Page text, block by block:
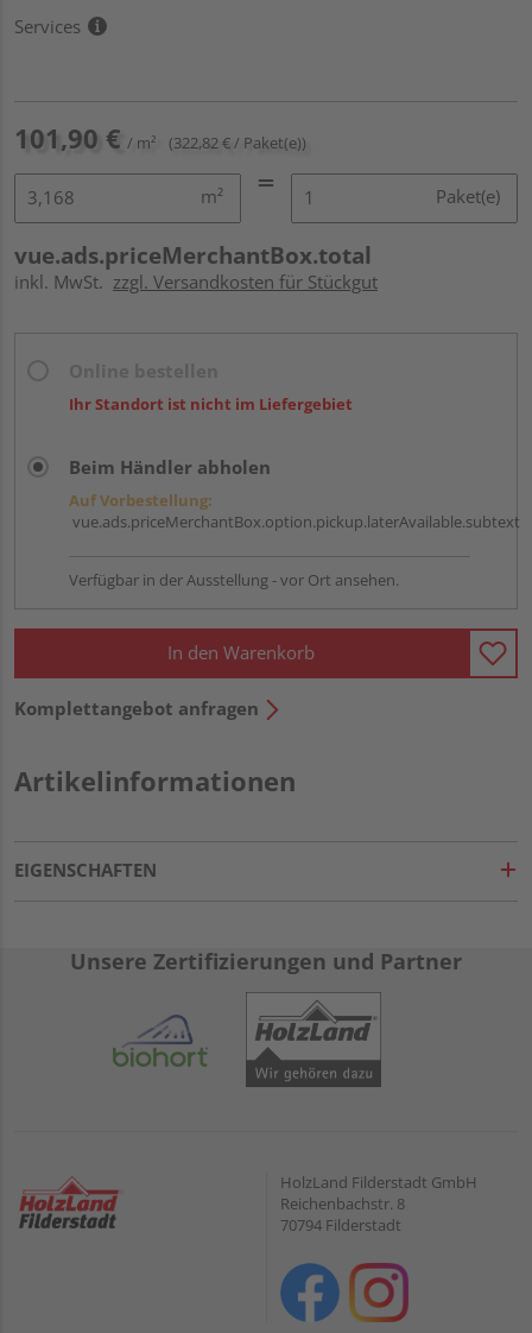
Services
101,90 € / m² (322,82 € / Paket(e))
m² Paket(e)
vue.ads.priceMerchantBox.total
inkl. MwSt. zzgl. Versandkosten für Stückgut
Ihr Standort ist nicht im Liefergebiet
Beim Händler abholen
Auf Vorbestellung:
vue.ads.priceMerchantBox.option.pickup.laterAvailable.subtext
Verfügbar in der Ausstellung - vor Ort ansehen.
In den Warenkorb
Komplettangebot anfragen
Artikelinformationen
EIGENSCHAFTEN
Unsere Zertifizierungen und Partner
HolzLand Filderstadt GmbH
Reichenbachstr. 8
70794 Filderstadt